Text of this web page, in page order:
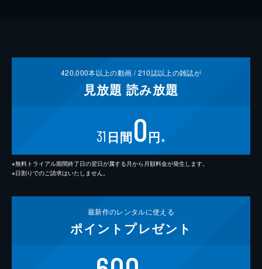
420,000本以上の動画 /210誌以上の雑誌が
見放題 読み放題
31 日間0円 ※
※無料トライアル期間終了日の翌日が属する月から月額料金が発生します。
※日割りでのご請求はいたしません。
最新作のレンタルに使える
ポイント プレゼント